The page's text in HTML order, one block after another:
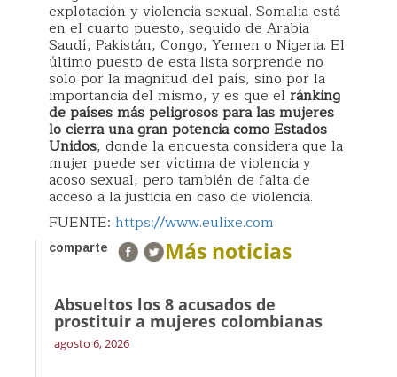
explotación y violencia sexual. Somalia está
en el cuarto puesto, seguido de Arabia
Saudí, Pakistán, Congo, Yemen o Nigeria. El
último puesto de esta lista sorprende no
solo por la magnitud del país, sino por la
importancia del mismo, y es que el ránking
de países más peligrosos para las mujeres
lo cierra una gran potencia como Estados
Unidos, donde la encuesta considera que la
mujer puede ser víctima de violencia y
acoso sexual, pero también de falta de
acceso a la justicia en caso de violencia.
FUENTE: https://www.eulixe.com
comparte Más noticias
Absueltos los 8 acusados de
prostituir a mujeres colombianas
agosto 6, 2026